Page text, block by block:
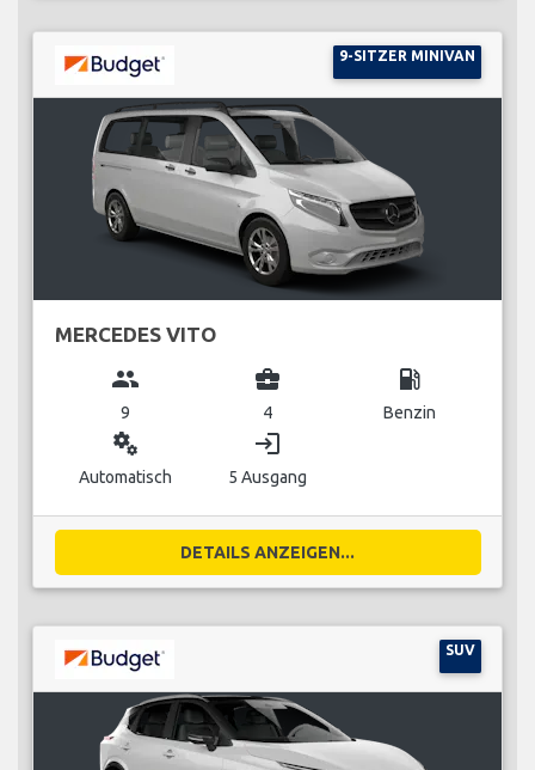
9-SITZER MINIVAN
MERCEDES VITO
group
9
business_center
4
local_gas_station
Benzin
miscellaneous_services
Automatisch
login
5 Ausgang
DETAILS ANZEIGEN...
SUV